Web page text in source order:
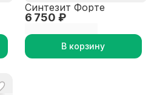
6 750 ₽
Синтезит Форте
В корзину